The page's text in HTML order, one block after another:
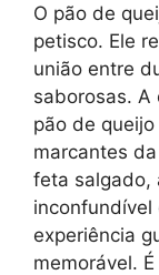
O pão de
petisco. Ele
união entre
saborosas.
pão de
marcantes
feta salgado,
inconfundível
experiência
memorável.